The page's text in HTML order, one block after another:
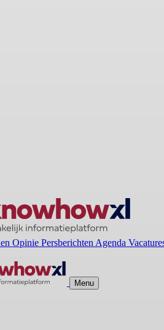
Opinie Persberichten Agenda
Menu